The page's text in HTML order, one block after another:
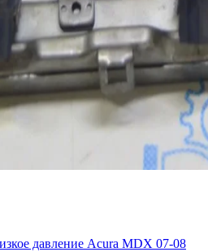
давление Acura MDX 07-08